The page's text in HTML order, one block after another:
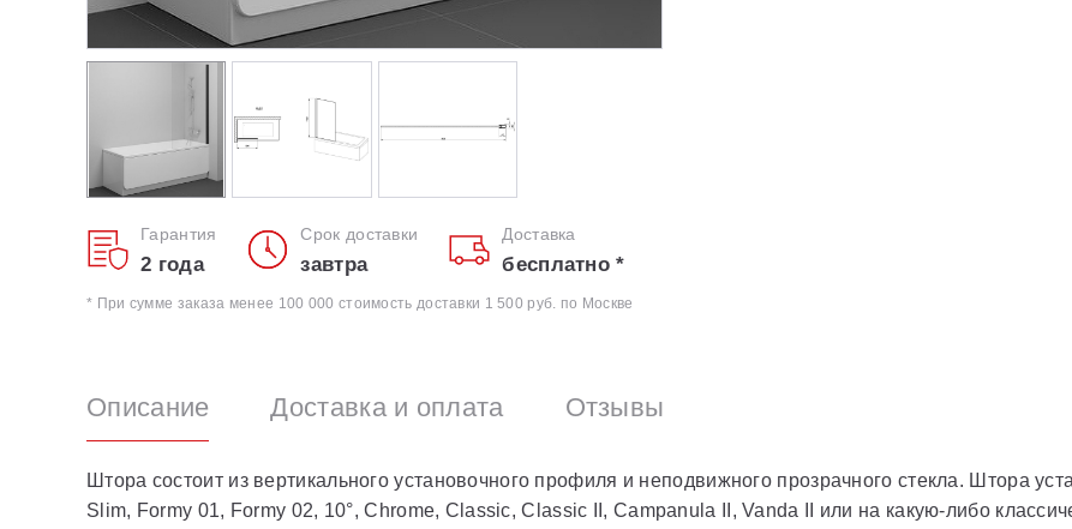
Гарантия
2 года
Срок доставки
завтра
Доставка
бесплатно *
* При сумме заказа менее 100 000 стоимость доставки 1 500 руб. по Москве
Описание Доставка и оплата Отзывы
Штора состоит из вертикального установочного профиля и неподвижного прозрачного стекла. Штора
Slim, Formy 01, Formy 02, 10°, Chrome, Classic, Classic II, Campanula II, Vanda II или на какую-либо